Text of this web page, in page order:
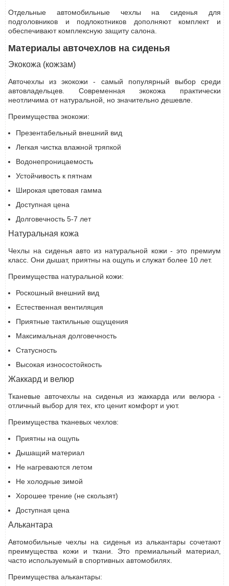
Отдельные автомобильные чехлы на сиденья для
подголовников и подлокотников дополняют комплект и
обеспечивают комплексную защиту салона.
Материалы авточехлов на сиденья
Экокожа (кожзам)
Авточехлы из экокожи - самый популярный выбор среди
автовладельцев. Современная экокожа практически
неотличима от натуральной, но значительно дешевле.
Преимущества экокожи:
Презентабельный внешний вид
Легкая чистка влажной тряпкой
Водонепроницаемость
Устойчивость к пятнам
Широкая цветовая гамма
Доступная цена
Долговечность 5-7 лет
Натуральная кожа
Чехлы на сиденья авто из натуральной кожи - это премиум
класс. Они дышат, приятны на ощупь и служат более 10 лет.
Преимущества натуральной кожи:
Роскошный внешний вид
Естественная вентиляция
Приятные тактильные ощущения
Максимальная долговечность
Статусность
Высокая износостойкость
Жаккард и велюр
Тканевые авточехлы на сиденья из жаккарда или велюра -
отличный выбор для тех, кто ценит комфорт и уют.
Преимущества тканевых чехлов:
Приятны на ощупь
Дышащий материал
Не нагреваются летом
Не холодные зимой
Хорошее трение (не скользят)
Доступная цена
Алькантара
Автомобильные чехлы на сиденья из алькантары сочетают
преимущества кожи и ткани. Это премиальный материал,
часто используемый в спортивных автомобилях.
Преимущества алькантары: